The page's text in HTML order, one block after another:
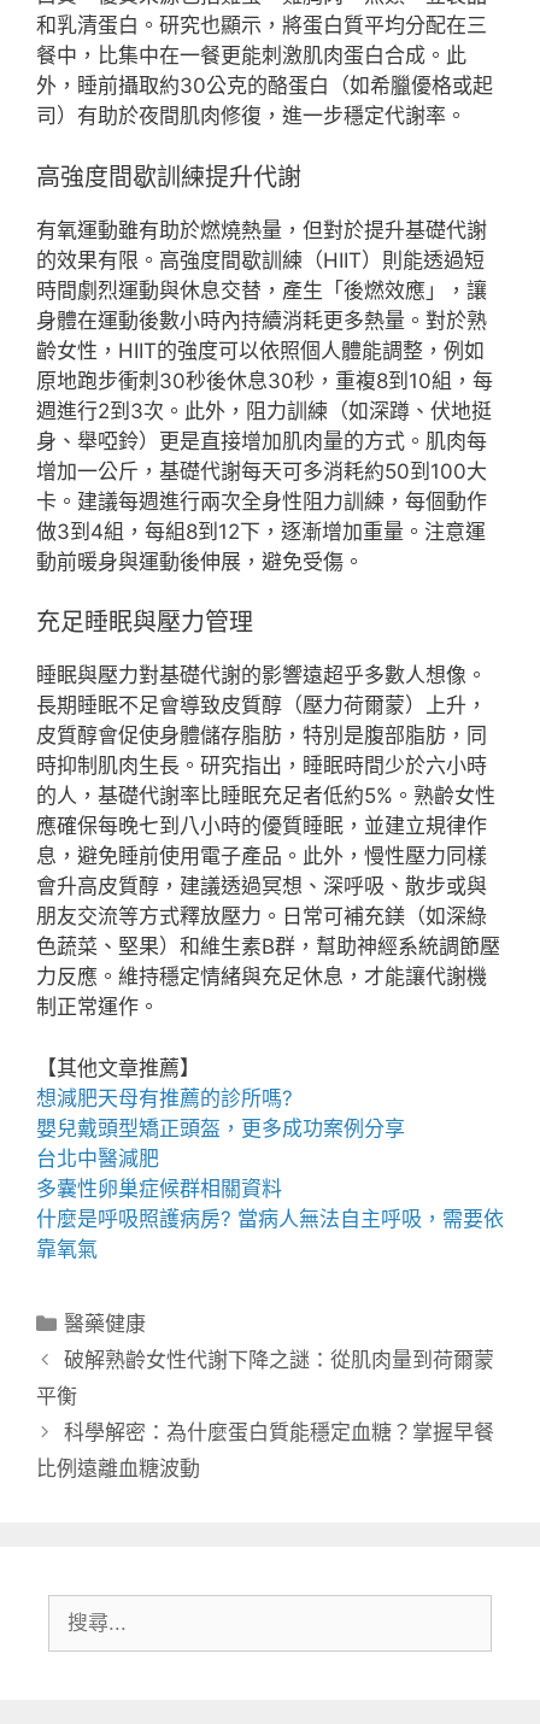
和乳清蛋白。研究也顯示，將蛋白質平均分配在三
餐中，比集中在一餐更能刺激肌肉蛋白合成。此
外，睡前攝取約30公克的酪蛋白（如希臘優格或起
司）有助於夜間肌肉修復，進一步穩定代謝率。
高強度間歇訓練提升代謝
有氧運動雖有助於燃燒熱量，但對於提升基礎代謝
的效果有限。高強度間歇訓練（HIIT）則能透過短
時間劇烈運動與休息交替，產生「後燃效應」，讓
身體在運動後數小時內持續消耗更多熱量。對於熟
齡女性，HIIT的強度可以依照個人體能調整，例如
原地跑步衝刺30秒後休息30秒，重複8到10組，每
週進行2到3次。此外，阻力訓練（如深蹲、伏地挺
身、舉啞鈴）更是直接增加肌肉量的方式。肌肉每
增加一公斤，基礎代謝每天可多消耗約50到100大
卡。建議每週進行兩次全身性阻力訓練，每個動作
做3到4組，每組8到12下，逐漸增加重量。注意運
動前暖身與運動後伸展，避免受傷。
充足睡眠與壓力管理
睡眠與壓力對基礎代謝的影響遠超乎多數人想像。
長期睡眠不足會導致皮質醇（壓力荷爾蒙）上升，
皮質醇會促使身體儲存脂肪，特別是腹部脂肪，同
時抑制肌肉生長。研究指出，睡眠時間少於六小時
的人，基礎代謝率比睡眠充足者低約5%。熟齡女性
應確保每晚七到八小時的優質睡眠，並建立規律作
息，避免睡前使用電子產品。此外，慢性壓力同樣
會升高皮質醇，建議透過冥想、深呼吸、散步或與
朋友交流等方式釋放壓力。日常可補充鎂（如深綠
色蔬菜、堅果）和維生素B群，幫助神經系統調節壓
力反應。維持穩定情緒與充足休息，才能讓代謝機
制正常運作。
【其他文章推薦】
想減肥天母有推薦的診所嗎?
嬰兒戴頭型矯正頭盔，更多成功案例分享
台北中醫減肥
多囊性卵巢症候群相關資料
什麼是呼吸照護病房? 當病人無法自主呼吸，需要依
靠氧氣
分
類
醫藥健康
破解熟齡女性代謝下降之謎：從肌肉量到荷爾蒙
平衡
科學解密：為什麼蛋白質能穩定血糖？掌握早餐
比例遠離血糖波動
尋: